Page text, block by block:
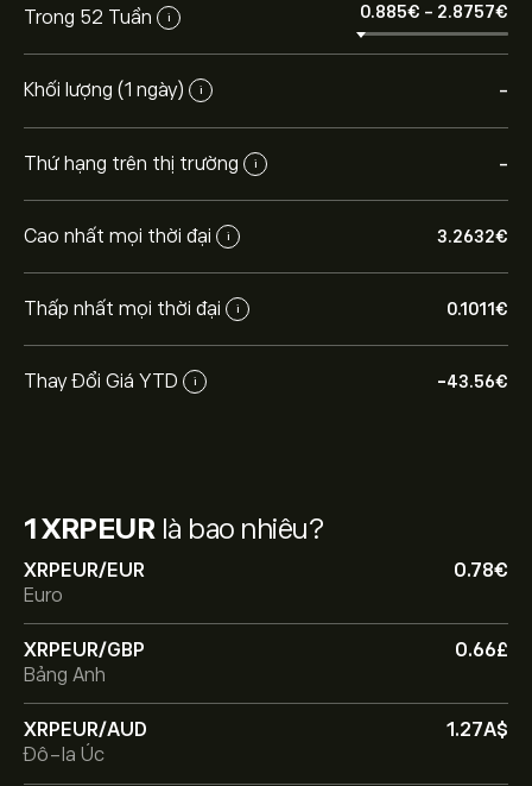
1 XRPEUR là bao nhiêu?
XRPEUR/EUR
0.78‎€‎
Euro
XRPEUR/GBP
0.66‎£‎
Bảng Anh
XRPEUR/AUD
1.27‎A$‎
Đô-la Úc
Trong 52 Tuần i 0.885‎€‎ - 2.8757‎€‎
Khối lượng (1 ngày) i -
Thứ hạng trên thị trường i -
Cao nhất mọi thời đại i 3.2632‎€‎
Thấp nhất mọi thời đại i 0.1011‎€‎
Thay Đổi Giá YTD i -43.56‎€‎